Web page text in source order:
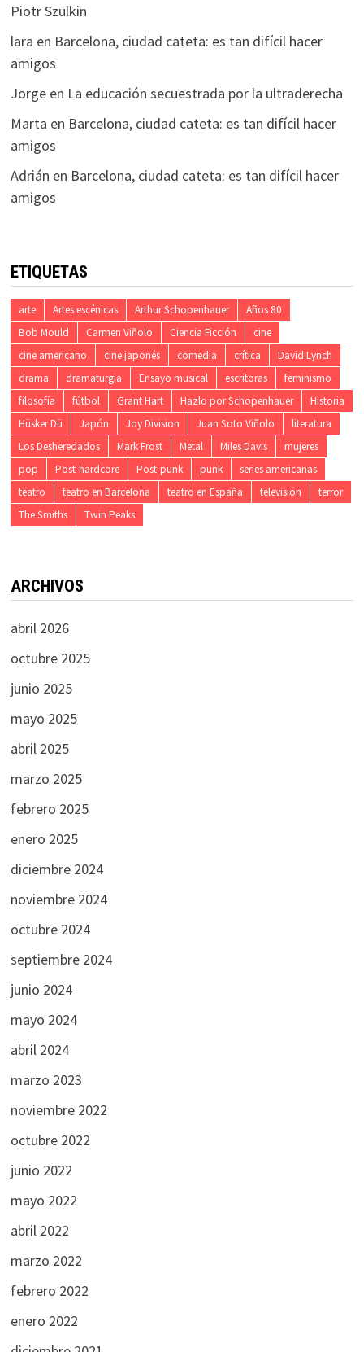
Piotr Szulkin
lara en Barcelona, ciudad cateta: es tan difícil hacer
amigos
Jorgeen La educación secuestrada por la ultraderecha
Marta en Barcelona, ciudad cateta: es tan difícil hacer
amigos
Adrián en Barcelona, ciudad cateta: es tan difícil hacer
amigos
ETIQUETAS
arte Artes escénicas Arthur Schopenhauer
Años 80
Bob Mould
Carmen Viñolo Ciencia Ficción
cine
cine americano
cine japonés comedia crítica
David Lynch
drama
dramaturgia Ensayo musical escritoras
feminismo
filosofía
fútbol Grant Hart Hazlo por Schopenhauer
Historia
Hüsker Dü
Japón Joy Division Juan Soto Viñolo
literatura
Los Desheredados
Mark Frost Metal Miles Davis
mujeres
pop
Post-hardcore Post-punk punk
series americanas
teatro
teatro en Barcelona teatro en España televisión
terror
The Smiths
Twin Peaks
ARCHIVOS
abril 2026
octubre 2025
junio 2025
mayo 2025
abril 2025
marzo 2025
febrero 2025
enero 2025
diciembre 2024
noviembre 2024
octubre 2024
septiembre 2024
junio 2024
mayo 2024
abril 2024
marzo 2023
noviembre 2022
octubre 2022
junio 2022
mayo 2022
abril 2022
marzo 2022
febrero 2022
enero 2022